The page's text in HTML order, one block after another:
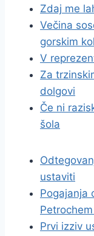
Zdaj me
Večina
gorskim
V
Za
dolgovi
Če ni
šola
ustaviti
Pogajanja
Prvi izziv